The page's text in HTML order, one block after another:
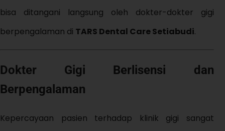
bisa ditangani langsung oleh dokter-dokter gigi
berpengalaman di TARS Dental Care Setiabudi.
Dokter Gigi Berlisensi dan
Berpengalaman
Kepercayaan pasien terhadap klinik gigi sangat